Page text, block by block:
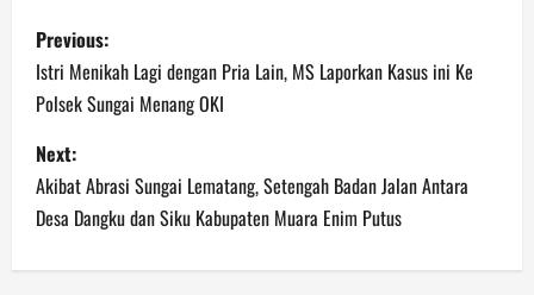
P
o
s
t
n
a
Previous:
Istri Menikah Lagi dengan Pria Lain, MS Laporkan Kasus ini Ke
Polsek Sungai Menang OKI
Next:
Akibat Abrasi Sungai Lematang, Setengah Badan Jalan Antara
Desa Dangku dan Siku Kabupaten Muara Enim Putus